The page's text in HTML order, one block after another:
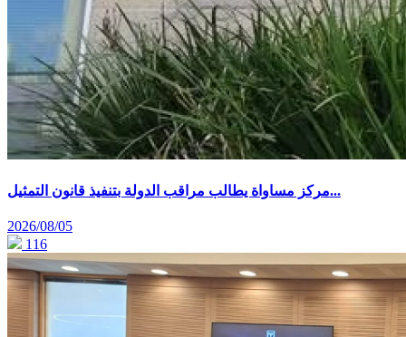
مركز مساواة يطالب مراقب الدولة بتنفيذ قانون التمثيل...
2026/08/05
116